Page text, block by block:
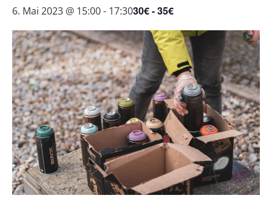
6. Mai 2023 @ 15:00- 17:3030€ - 35€